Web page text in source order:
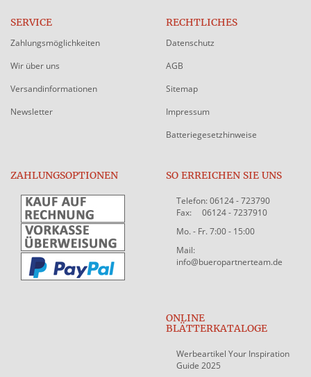
SERVICE
Zahlungsmöglichkeiten
Wir über uns
Versandinformationen
Newsletter
RECHTLICHES
Datenschutz
AGB
Sitemap
Impressum
Batteriegesetzhinweise
ZAHLUNGSOPTIONEN SO ERREICHEN SIE UNS
Telefon: 06124 - 723790
Fax: 06124 - 7237910
Mo. - Fr. 7:00 - 15:00
Mail:
info@bueropartnerteam.de
ONLINE
BLÄTTERKATALOGE
Werbeartikel Your Inspiration
Guide 2025